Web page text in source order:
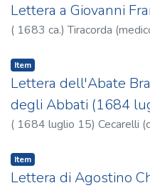
Lettera a Giovanni
( 1683 ca.)Tiracorda
Item
Lettera dell'Abate
degli Abbati (1684
( 1684 luglio 15) Cecarelli
Item
Lettera di Agostino